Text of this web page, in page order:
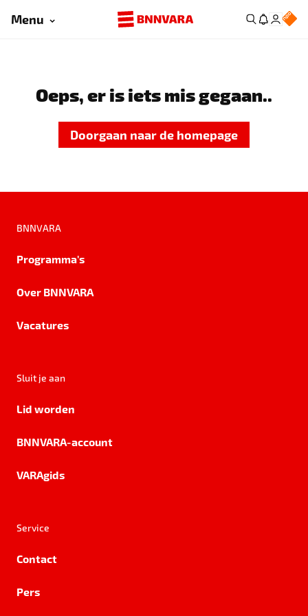
Menu
Oeps, er is iets mis gegaan..
Doorgaan naar de homepage
BNNVARA
Programma's
Over BNNVARA
Vacatures
Sluit je aan
Lid worden
BNNVARA-account
VARAgids
Service
Contact
Pers